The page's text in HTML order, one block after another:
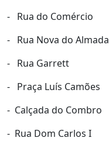
- Rua do Comércio
- Rua Nova do Almada
- Rua Garrett
- Praça Luís Camões
- Calçada do Combro
- Rua Dom Carlos I